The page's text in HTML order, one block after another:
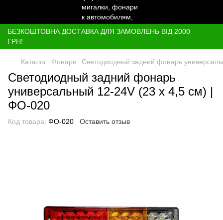
БЕЗКОШТОВНА ДОСТАВКА ДЛЯ ЗАМОВЛЕНЬ ВІД 2000
ГРН!
Каталог Фонари Светодиодный задний фонарь
Светодиодный задний фонарь
универсальный 12-24V (23 х 4,5 см) |
ФО-020
Код товара: ФО-020 Оставить отзыв